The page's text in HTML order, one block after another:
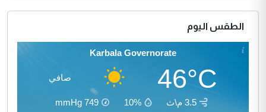
الطقس اليوم
Karbala Governorate
46°C صافي
3.5 م\ث 10%
749
mmHg